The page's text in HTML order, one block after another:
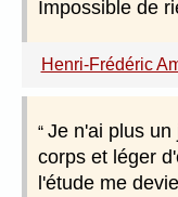
Impossible de
Henri-Frédéric
Je n'ai plus
corps et léger
l'étude me